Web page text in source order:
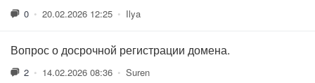
0 • 20.02.2026 12:25 • Ilya
Вопрос о досрочной регистрации домена.
2 • 14.02.2026 08:36 • Suren